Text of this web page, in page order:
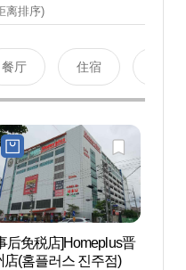
离排序)
餐厅 住宿
后免税店]Homeplus晋
店(홈플러스 진주점)